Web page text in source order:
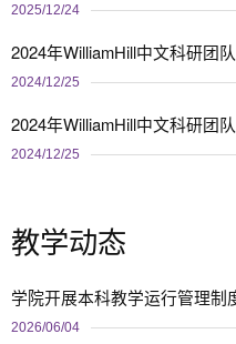
2025/12/24
2024/12/25
2024年WilliamHill中文科研团
2024/12/25
教学动态
学院开展本科教学运行管理制
2026/06/04